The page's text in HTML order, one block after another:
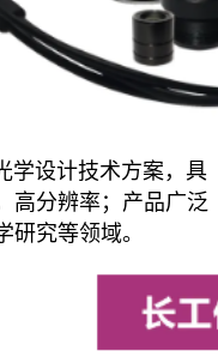
学设计技术方案，具
高分辨率；产品广泛
究等领域。